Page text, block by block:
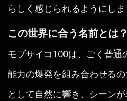
らしく感じられるようにしま
この世界に合う名前とは？
モブサイコ100は、ごく普通
能力の爆発を組み合わせる
として自然に響き、シーン